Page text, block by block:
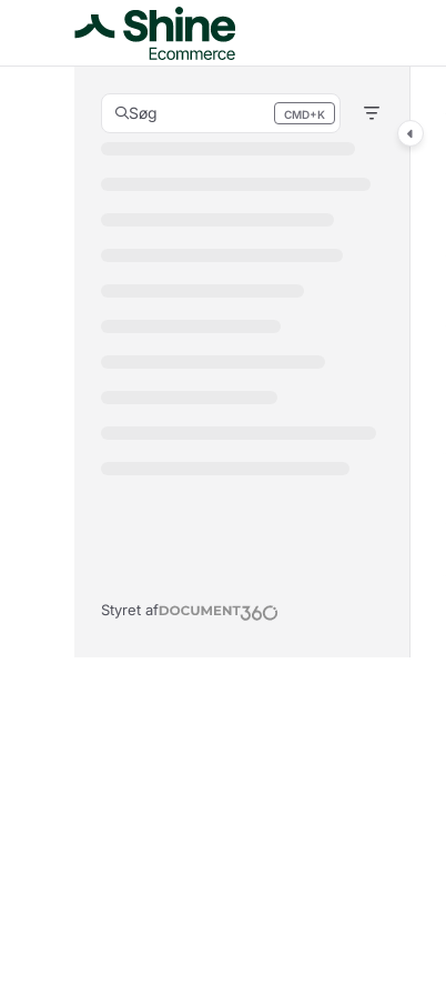
Documentation Index
Fetch the complete documentation index at:
Use this file to discover all available pages before exploring
Søg CMD+K
Press CMD+K to open search
Styret af